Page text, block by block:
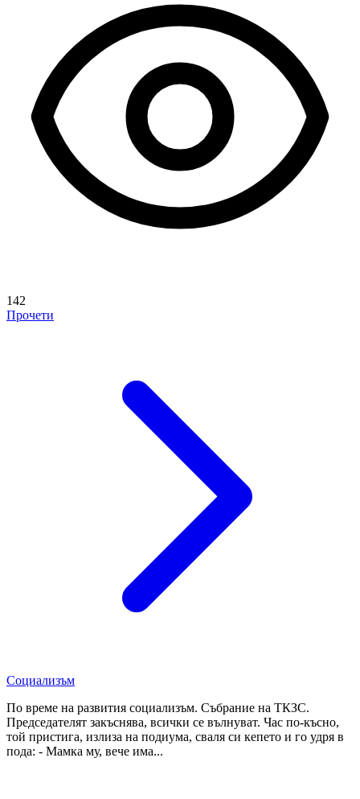
142
Прочети
Социализъм
По време на развития социализъм. Събрание на ТКЗС.
Председателят закъснява, всички се вълнуват. Час по-късно,
той пристига, излиза на подиума, сваля си кепето и го удря в
пода: - Мамка му, вече има...